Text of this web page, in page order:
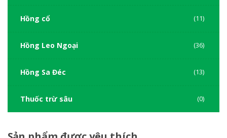
Hồng cổ (11)
Hồng Leo Ngoại (36)
Hồng Sa Đéc (13)
Thuốc trừ sâu (0)